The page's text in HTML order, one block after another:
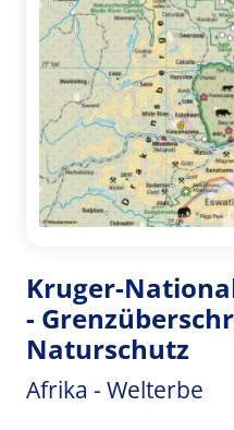
Kruger-
-
Naturschutz
Afrika - Welterbe